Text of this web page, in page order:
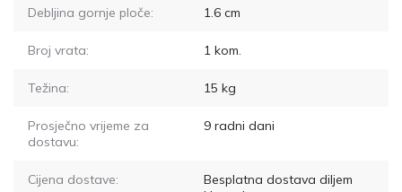
Debljina gornje ploče: 1.6cm
Broj vrata: 1kom.
Težina: 15 kg
Prosječno vrijeme za
dostavu:
9radni dani
Cijena dostave:
Besplatna dostava diljem